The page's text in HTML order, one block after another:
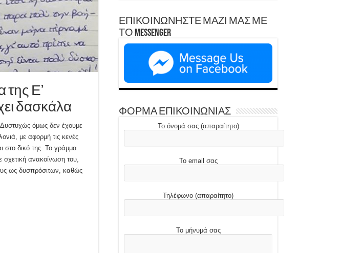
της Ε’
δασκάλα
όμως δεν έχουμε
με αφορμή τις κενές
στο δικό της. Το γράμμα
σχετική ανακοίνωση του,
ως δυσπρόσιτων, καθώς
ΕΠΙΚΟΙΝΩΝΗΣΤΕ ΜΑΖΙ ΜΑΣ ΜΕ
ΤΟ Messenger
ΦΟΡΜΑ ΕΠΙΚΟΙΝΩΝΙΑΣ
Το όνομά σας (απαραίτητο)
Το email σας
Τηλέφωνο (απαραίτητο)
Το μήνυμά σας